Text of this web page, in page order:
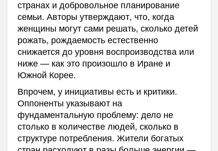
странах и добровольное планирование
семьи. Авторы утверждают, что, когда
женщины могут сами решать, сколько детей
рожать, рождаемость естественно
снижается до уровня воспроизводства или
ниже — как это произошло в Иране и
Южной Корее.
Впрочем, у инициативы есть и критики.
Оппоненты указывают на
фундаментальную проблему: дело не
столько в количестве людей, сколько в
структуре потребления. Жители богатых